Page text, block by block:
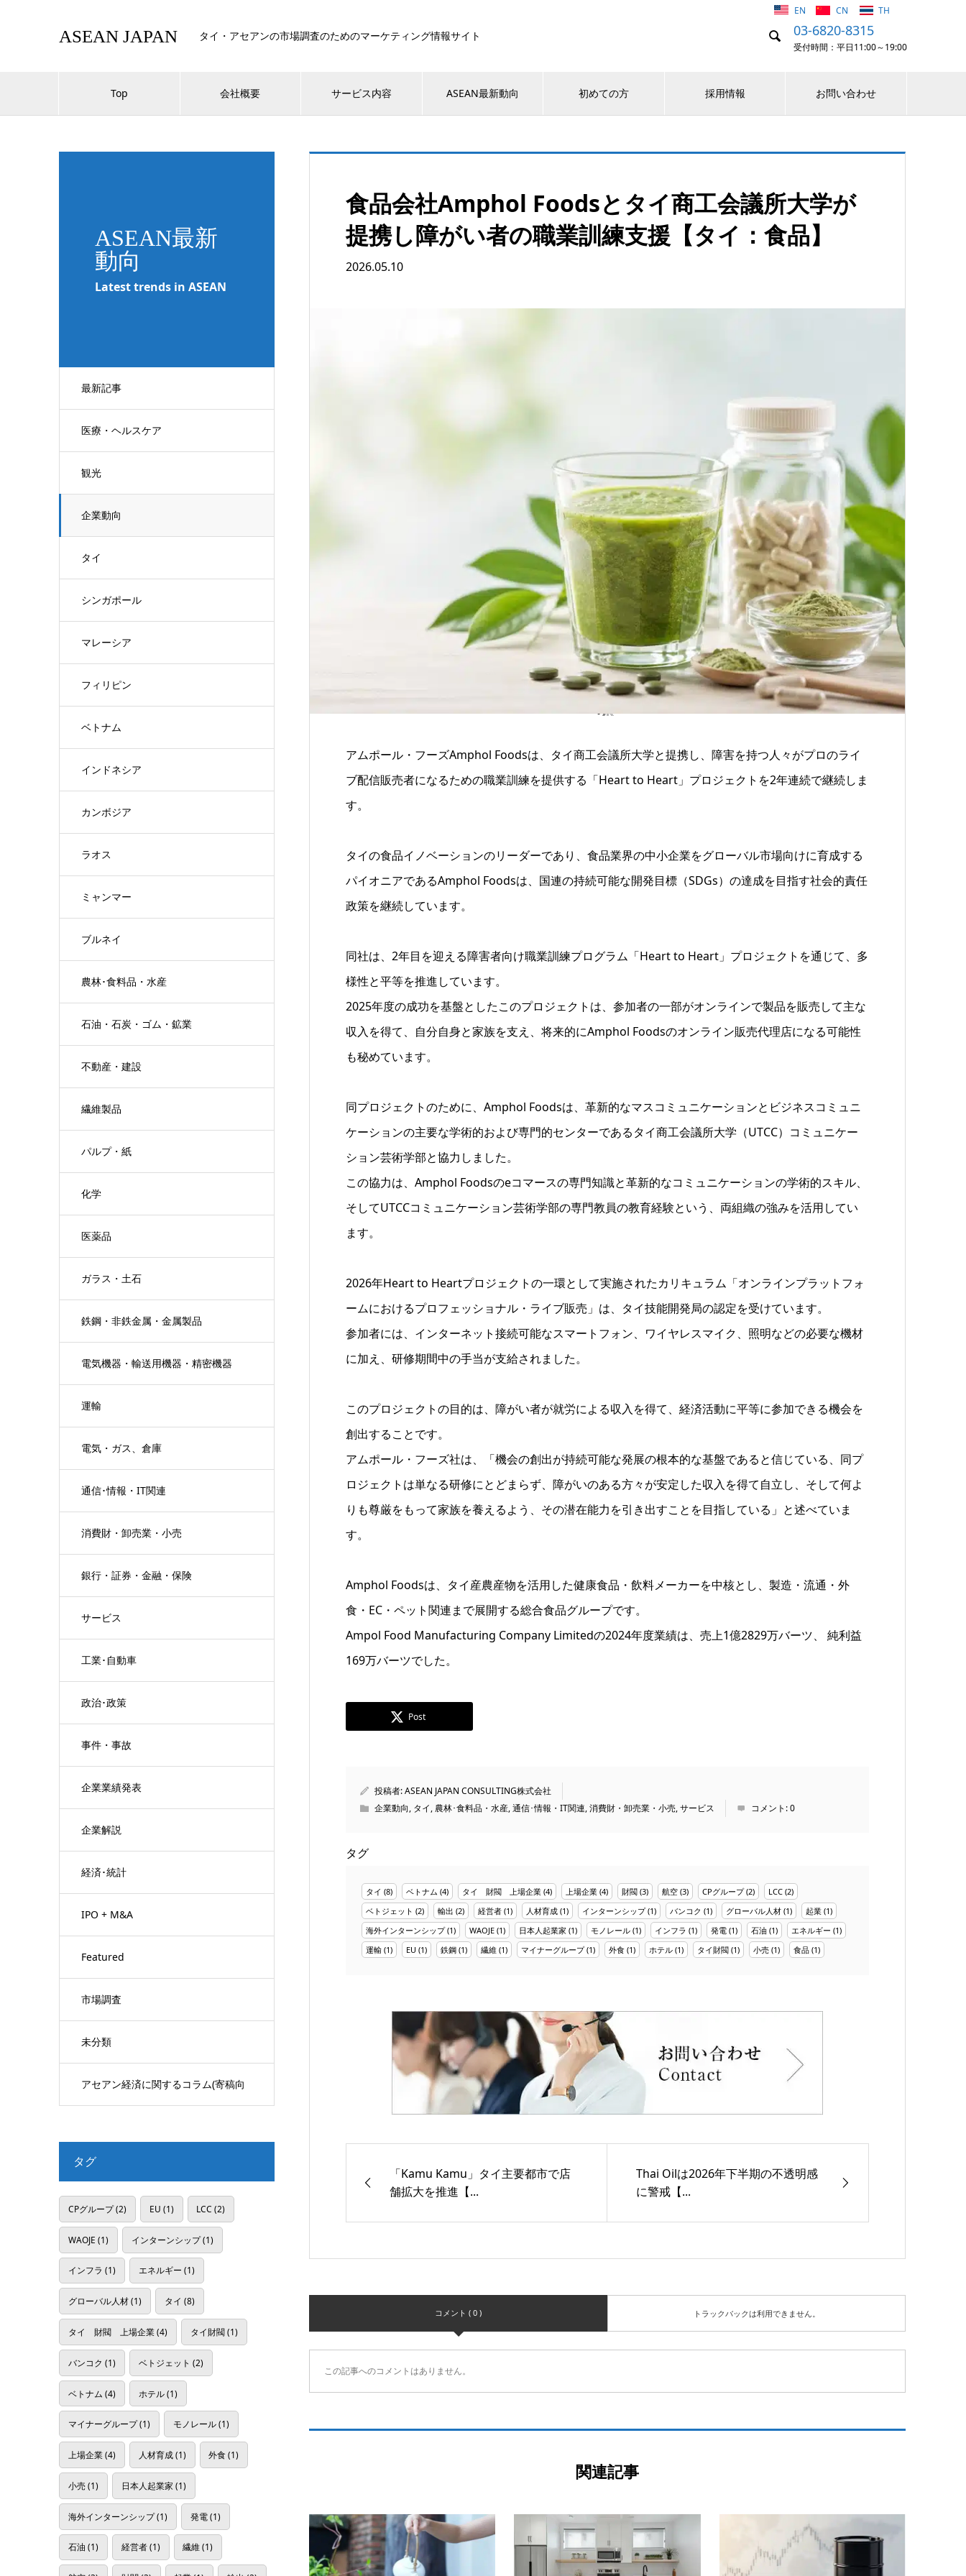
ASEAN JAPAN タイ・アセアンの市場調査のためのマーケティング情報サイト  03-6820-8315
受付時間：平日11:00～19:00
EN CN TH
Top 会社概要 サービス内容 ASEAN最新動向 初めての方 採用情報 お問い合わせ
ASEAN最新
動向
Latest trends in ASEAN
最新記事
医療・ヘルスケア
観光
企業動向
タイ
シンガポール
マレーシア
フィリピン
ベトナム
インドネシア
カンボジア
ラオス
ミャンマー
ブルネイ
農林･食料品・水産
石油・石炭・ゴム・鉱業
不動産・建設
繊維製品
パルプ・紙
化学
医薬品
ガラス・土石
鉄鋼・非鉄金属・金属製品
電気機器・輸送用機器・精密機器
運輸
電気・ガス、倉庫
通信･情報・IT関連
消費財・卸売業・小売
銀行・証券・金融・保険
サービス
工業･自動車
政治･政策
事件・事故
企業業績発表
企業解説
経済･統計
IPO + M&A
Featured
市場調査
未分類
アセアン経済に関するコラム(寄稿向
食品会社Amphol Foodsとタイ商工会議所大学が
提携し障がい者の職業訓練支援【タイ：食品】
2026.05.10
アムポール・フーズAmphol Foodsは、タイ商工会議所大学と提携し、障害を持つ人々がプロのライ
ブ配信販売者になるための職業訓練を提供する「Heart to Heart」プロジェクトを2年連続で継続しま
す。
タイの食品イノベーションのリーダーであり、食品業界の中小企業をグローバル市場向けに育成する
パイオニアであるAmphol Foodsは、国連の持続可能な開発目標（SDGs）の達成を目指す社会的責任
政策を継続しています。
同社は、2年目を迎える障害者向け職業訓練プログラム「Heart to Heart」プロジェクトを通じて、多
様性と平等を推進しています。
2025年度の成功を基盤としたこのプロジェクトは、参加者の一部がオンラインで製品を販売して主な
収入を得て、自分自身と家族を支え、将来的にAmphol Foodsのオンライン販売代理店になる可能性
も秘めています。
同プロジェクトのために、Amphol Foodsは、革新的なマスコミュニケーションとビジネスコミュニ
ケーションの主要な学術的および専門的センターであるタイ商工会議所大学（UTCC）コミュニケー
ション芸術学部と協力しました。
この協力は、Amphol Foodsのeコマースの専門知識と革新的なコミュニケーションの学術的スキル、
そしてUTCCコミュニケーション芸術学部の専門教員の教育経験という、両組織の強みを活用してい
ます。
2026年Heart to Heartプロジェクトの一環として実施されたカリキュラム「オンラインプラットフォ
ームにおけるプロフェッショナル・ライブ販売」は、タイ技能開発局の認定を受けています。
参加者には、インターネット接続可能なスマートフォン、ワイヤレスマイク、照明などの必要な機材
に加え、研修期間中の手当が支給されました。
このプロジェクトの目的は、障がい者が就労による収入を得て、経済活動に平等に参加できる機会を
創出することです。
アムポール・フーズ社は、「機会の創出が持続可能な発展の根本的な基盤であると信じている、同プ
ロジェクトは単なる研修にとどまらず、障がいのある方々が安定した収入を得て自立し、そして何よ
りも尊厳をもって家族を養えるよう、その潜在能力を引き出すことを目指している」と述べていま
す。
Amphol Foodsは、タイ産農産物を活用した健康食品・飲料メーカーを中核とし、製造・流通・外
食・EC・ペット関連まで展開する総合食品グループです。
Ampol Food Manufacturing Company Limitedの2024年度業績は、売上1億2829万バーツ、 純利益
169万バーツでした。
Post
投稿者:ASEAN JAPAN CONSULTING株式会社
企業動向, タイ,農林･食料品・水産,通信･情報・IT関連,消費財・卸売業・小売,サービス コメント:0
タグ
タイ (8) ベトナム (4) タイ 財閥 上場企業 (4) 上場企業 (4) 財閥 (3) 航空 (3) CPグループ(2) LCC (2)
ベトジェット (2) 輸出 (2) 経営者 (1) 人材育成 (1) インターンシップ(1) バンコク (1) グローバル人材 (1) 起業 (1)
海外インターンシップ(1) WAOJE (1) 日本人起業家 (1) モノレール (1) インフラ (1) 発電 (1) 石油 (1) エネルギー (1)
運輸 (1) EU (1) 鉄鋼 (1) 繊維 (1) マイナーグループ(1) 外食 (1) ホテル (1) タイ財閥 (1) 小売 (1) 食品 (1)
「Kamu Kamu」タイ主要都市で店
舗拡大を推進【...
Thai Oilは2026年下半期の不透明感
に警戒【...
コメント ( 0 ) トラックバックは利用できません。
この記事へのコメントはありません。
関連記事
タグ
CPグループ(2) EU (1) LCC (2)
WAOJE (1) インターンシップ(1)
インフラ (1) エネルギー (1)
グローバル人材(1) タイ (8)
タイ 財閥 上場企業(4) タイ財閥(1)
バンコク (1) ベトジェット (2)
ベトナム (4) ホテル(1)
マイナーグループ(1) モノレール(1)
上場企業(4) 人材育成(1) 外食(1)
小売(1) 日本人起業家 (1)
海外インターンシップ(1) 発電(1)
石油 (1) 経営者(1) 繊維(1)